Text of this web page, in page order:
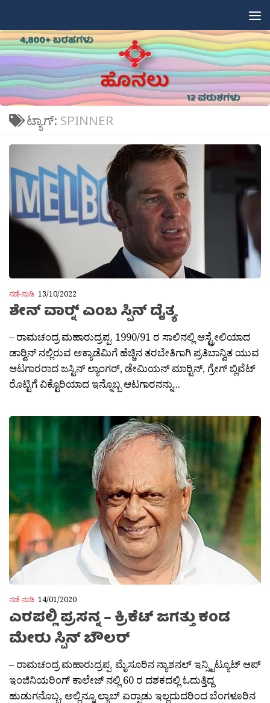
ಟ್ಯಾಗ್: SPINNER
ನಡೆ-ನುಡಿ 13/10/2022
ಶೇನ್ ವಾರ‍್ನ್ ಎಂಬ ಸ್ಪಿನ್ ದೈತ್ಯ
– ರಾಮಚಂದ್ರ ಮಹಾರುದ್ರಪ್ಪ. 1990/91 ರ ಸಾಲಿನಲ್ಲಿ ಆಸ್ಟ್ರೇಲಿಯಾದ
ಡಾರ‍್ವಿನ್ ನಲ್ಲಿರುವ ಅಕ್ಯಾಡೆಮಿಗೆ ಹೆಚ್ಚಿನ ತರಬೇತಿಗಾಗಿ ಪ್ರತಿಬಾನ್ವಿತ ಯುವ
ಆಟಗಾರರಾದ ಜಸ್ಟಿನ್ ಲ್ಯಾಂಗರ್, ಡೇಮಿಯನ್ ಮಾರ‍್ಟಿನ್, ಗ್ರೇಗ್ ಬ್ಲಿವೆಟ್
ರೊಟ್ಟಿಗೆ ವಿಕ್ಟೊರಿಯಾದ ಇನ್ನೊಬ್ಬ ಆಟಗಾರನನ್ನು...
ನಡೆ-ನುಡಿ 14/01/2020
ಎರಪಲ್ಲಿ ಪ್ರಸನ್ನ – ಕ್ರಿಕೆಟ್ ಜಗತ್ತು ಕಂಡ
ಮೇರು ಸ್ಪಿನ್ ಬೌಲರ್
– ರಾಮಚಂದ್ರ ಮಹಾರುದ್ರಪ್ಪ. ಮೈಸೂರಿನ ನ್ಯಾಶನಲ್ ಇನ್ಸ್ಟಿಟ್ಯೂಟ್ ಆಪ್
ಇಂಜಿನಿಯರಿಂಗ್ ಕಾಲೇಜ್ ನಲ್ಲಿ 60 ರ ದಶಕದಲ್ಲಿ ಓದುತ್ತಿದ್ದ
ಹುಡುಗನೊಬ್ಬ, ಅಲ್ಲಿನ್ನೂ ಲ್ಯಾಬ್ ಏರ‍್ಪಾಡು ಇಲ್ಲದುದರಿಂದ ಬೆಂಗಳೂರಿನ